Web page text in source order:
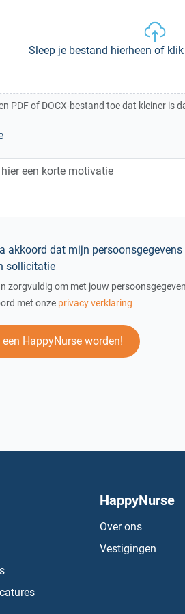
Sleep je bestand hierheen of
PDF of DOCX-bestand toe dat kleiner is
akkoord dat mijn
sollicitatie
zorgvuldig om met jouw
met onze privacy verklaring
HappyNurse worden!
HappyNurse
Over ons
Vestigingen